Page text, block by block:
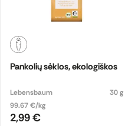
Pankolių sėklos, ekologiškos
Lebensbaum
30 g
99.67 €/kg
2,99 €